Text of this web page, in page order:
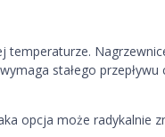
stałego
opcja może radykalnie